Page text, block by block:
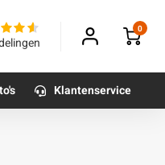
0
Klantenservice